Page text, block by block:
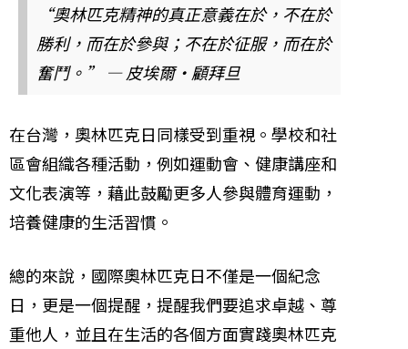
“奧林匹克精神的真正意義在於，不在於
勝利，而在於參與；不在於征服，而在於
奮鬥。” — 皮埃爾·顧拜旦
在台灣，奧林匹克日同樣受到重視。學校和社
區會組織各種活動，例如運動會、健康講座和
文化表演等，藉此鼓勵更多人參與體育運動，
培養健康的生活習慣。
總的來說，國際奧林匹克日不僅是一個紀念
日，更是一個提醒，提醒我們要追求卓越、尊
重他人，並且在生活的各個方面實踐奧林匹克